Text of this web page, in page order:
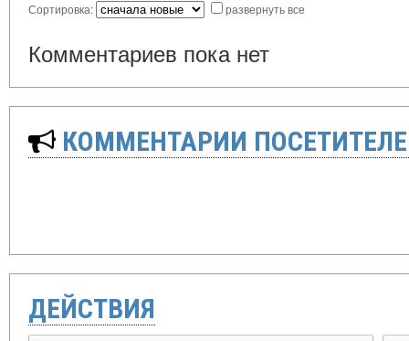
Сортировка: развернуть все
Комментариев пока нет
КОММЕНТАРИИ
ДЕЙСТВИЯ